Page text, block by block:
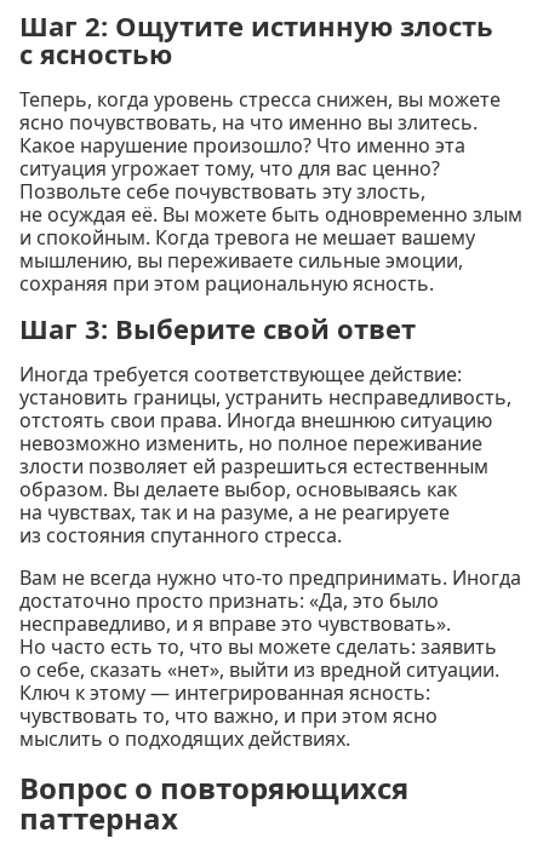
Шаг 2: Ощутите истинную злость
с ясностью
Теперь, когда уровень стресса снижен, вы можете
ясно почувствовать, на что именно вы злитесь.
Какое нарушение произошло? Что именно эта
ситуация угрожает тому, что для вас ценно?
Позвольте себе почувствовать эту злость,
не осуждая её. Вы можете быть одновременно злым
и спокойным. Когда тревога не мешает вашему
мышлению, вы переживаете сильные эмоции,
сохраняя при этом рациональную ясность.
Шаг 3: Выберите свой ответ
Иногда требуется соответствующее действие:
установить границы, устранить несправедливость,
отстоять свои права. Иногда внешнюю ситуацию
невозможно изменить, но полное переживание
злости позволяет ей разрешиться естественным
образом. Вы делаете выбор, основываясь как
на чувствах, так и на разуме, а не реагируете
из состояния спутанного стресса.
Вам не всегда нужно что-то предпринимать. Иногда
достаточно просто признать: «Да, это было
несправедливо, и я вправе это чувствовать».
Но часто есть то, что вы можете сделать: заявить
о себе, сказать «нет», выйти из вредной ситуации.
Ключ к этому — интегрированная ясность:
чувствовать то, что важно, и при этом ясно
мыслить о подходящих действиях.
Вопрос о повторяющихся
паттернах